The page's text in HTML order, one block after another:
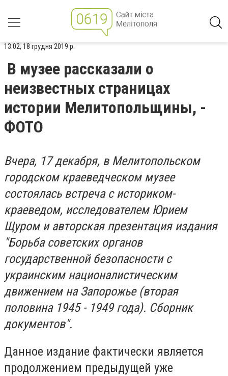
13:02, 18 грудня 2019 р.
В музее рассказали о
неизвестных страницах
истории Мелитопольщины, -
ФОТО
Вчера, 17 декабря, в Мелитопольском
городском краеведческом музее
состоялась встреча с историком-
краеведом, исследователем Юрием
Щуром и авторская презентация издания
"Борьба советских органов
государственной безопасности с
украинским националистическим
движением на Запорожье (вторая
половина 1945 - 1949 года). Сборник
документов".
Данное издание фактически является
продолжением предыдущей уже